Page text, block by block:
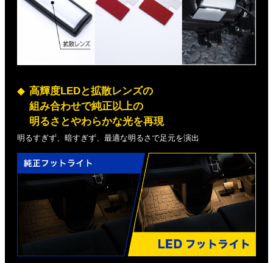
高輝度LEDと拡散レンズの
組み合わせで純正以上の
明るさとやわらかな光を再現
明るすぎず、暗すぎず、最適な明るさで足元を演出